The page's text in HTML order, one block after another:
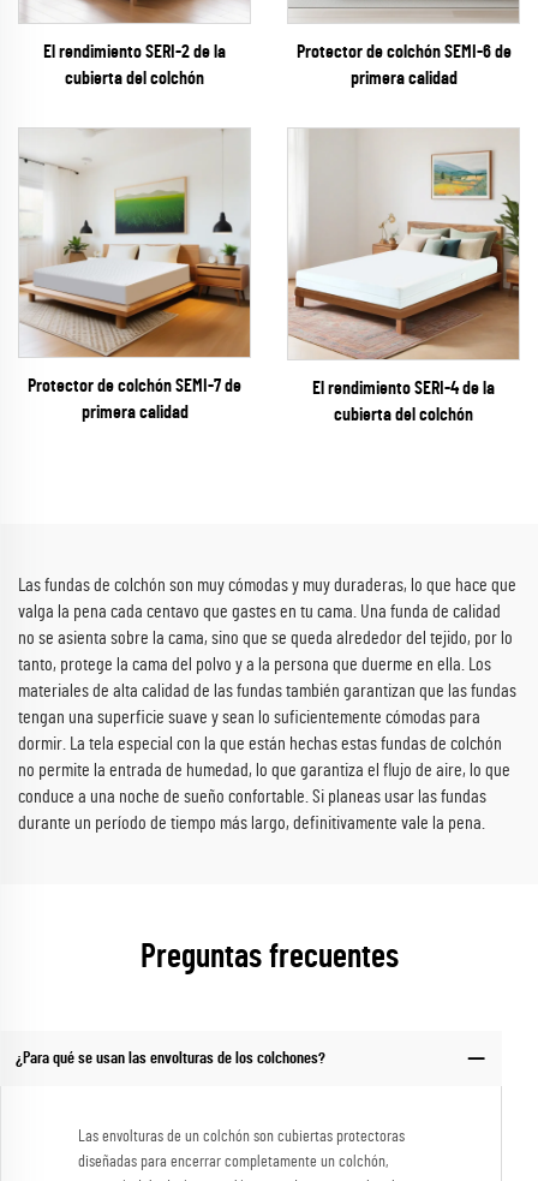
El rendimiento SERI-2 de la
cubierta del colchón
Protector de colchón SEMI-6 de
primera calidad
Protector de colchón SEMI-7 de
primera calidad
El rendimiento SERI-4 de la
cubierta del colchón
Las fundas de colchón son muy cómodas y muy duraderas, lo que hace que
valga la pena cada centavo que gastes en tu cama. Una funda de calidad
no se asienta sobre la cama, sino que se queda alrededor del tejido, por lo
tanto, protege la cama del polvo y a la persona que duerme en ella. Los
materiales de alta calidad de las fundas también garantizan que las fundas
tengan una superficie suave y sean lo suficientemente cómodas para
dormir. La tela especial con la que están hechas estas fundas de colchón
no permite la entrada de humedad, lo que garantiza el flujo de aire, lo que
conduce a una noche de sueño confortable. Si planeas usar las fundas
durante un período de tiempo más largo, definitivamente vale la pena.
Preguntas frecuentes
¿Para qué se usan las envolturas de los colchones?
Las envolturas de un colchón son cubiertas protectoras
diseñadas para encerrar completamente un colchón,